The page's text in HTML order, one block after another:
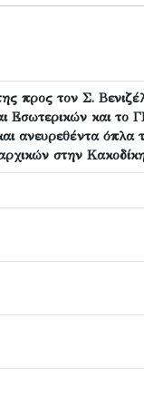
προς τον Σ.
Εσωτερικών και το
ανευρεθέντα όπλα
στην